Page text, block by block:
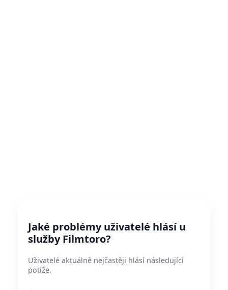
Jaké problémy uživatelé hlásí u
služby Filmtoro?
Uživatelé aktuálně nejčastěji hlásí následující
potíže.